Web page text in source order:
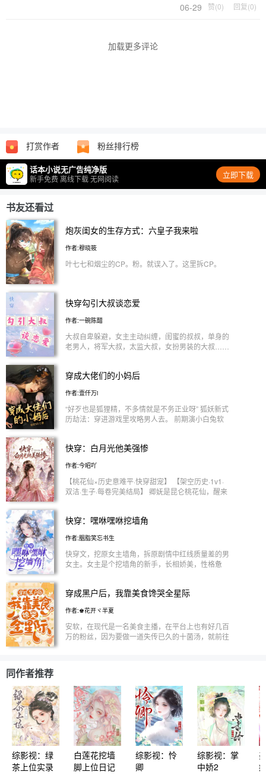
06-29
赞(0) 回复(0)
加载更多评论
打赏作者 粉丝排行榜
话本小说无广告纯净版
新手免费 离线下载 无网阅读 立即下载
书友还看过
炮灰闺女的生存方式：六皇子我来啦
作者:穆晓筱
叶七七和烟尘的CP。粉。就误入了。这里拆CP。
快穿勾引大叔谈恋爱
作者:一碗陈醋
大叔自卑躲避，女主主动纠缠，闺蜜的叔叔，单身的
老男人，将军大叔，太监大叔，女扮男装的大叔……
穿成大佬们的小妈后
作者:壹仟万i
“好歹也是狐狸精，不多情就是不务正业呀” 狐妖新式
历劫法：穿进游戏里攻略男人去。 前期演小白兔软
需向我走一步，剩下的九十九步我爬也要爬过去。”
想做什么都可以。” 衣冠禽兽：“嘘……小妈，这是只
属于我们的秘密哦。” 小屁孩：“戚，你爱要不要，你
爱吃不吃，你爱去不去……” 偏执病娇：“我听话，你
所当护工。” 最后才发现是一群保姆照顾一个小朋
1：前期女主办乖巧治愈系人设，剧情偏轻松日常，
演技流时间管理大师除了名字什么都是假的，后期攻
略结束恢复本性，风流潇洒渣气十足万人迷。 3.文案
凸显各男主性格，总有一款适合你。
快穿：白月光他美强惨
作者:今昭吖
【桃花仙×历史意难平·快穿甜宠】 【架空历史·1v1·
双洁·生子·每卷完美结局】 卿妩是昆仑桃花仙，醒来
是因为天道有缺。 她是唯一能救他们的人。 于是
太子殿下红着眼问她：“你是仙人？” 霍去病病逝漠北
那年，她踏着祁连风雪而来，少年将军将她抵在军
帐：“你到底是谁？” 岳飞风波亭冤狱前夕，她以命相
个世界只能活一世，但会与他白首偕老，生儿育女，
对他撒娇、牵手、接吻、同寝。 甜度拉满，每卷
HE。 —— 如果你喜欢看高冷太子红着眼说“不许离
开我”、少年将军拿命宠妻、千古一相只对一人温柔
—— 这本就是为你量身定做。
快穿：嘿咻嘿咻挖墙角
作者:胭脂笑忘书生
快穿文，挖原女主墙角，拆原剧情中红线质量差的男
女主。女主是个挖墙角的新手，长相娇美，性格惫
管理局小组成员软软，会成为本位面中最美的冤死女
求生游戏里挖墙脚求生存的菟丝花 2.娱乐圈小公主吭
哧吭哧拆cp 3.古代位面挖重生女墙角的候府嫡女 4.
小外甥女：舅舅快到碗里来 5.在年代文中挖掉女主所
炮灰妹妹 13.在恋综世界里挖堂姐的墙角 14.神界之
缘定三生 15.那个小妾有点娇 16.吸血鬼之混血小炮
灰 17.民国之大文豪的炮灰原配 18.电竞文里的炮灰
女N号 19.清冷和尚与娇软小公主 20.女尊国的工具人
皇太女 21.山里汉的蜜桃小娇妻 22.修仙之清冷禁欲
师父的娇软女徒弟 23.七零年代之我给女主当后妈
24.校园F4家族继承人和他们的迷糊傻白甜女主 25.
侯府三千金换轿记 26.清末民初地主家小少爷的冲喜
新娘 27.星际哨向万人迷黑暗向导 28.七十二寨情缘
穿成黑户后，我靠美食馋哭全星际
作者:♚花开ヾ半夏
安软，在现代是一名美食主播，在平台上也有好几百
万的粉丝，因为要做一道失传已久的十菌汤，就前往
同作者推荐
综影视：绿
茶上位实录
白莲花挖墙
脚上位日记
综影视：怜
卿
综影视：掌
中娇2